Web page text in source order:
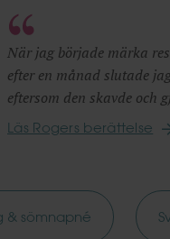
När jag började märka
efter en månad slutade
eftersom den skavde och
Läs Rogers berättelse
& sömnapné